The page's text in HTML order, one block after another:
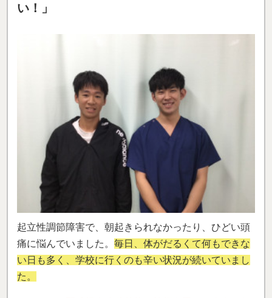
い！」
起立性調節障害で、朝起きられなかったり、ひどい頭
痛に悩んでいました。 毎日、体がだるくて何もできな
い日も多く、学校に行くのも辛い状況が続いていまし
た。